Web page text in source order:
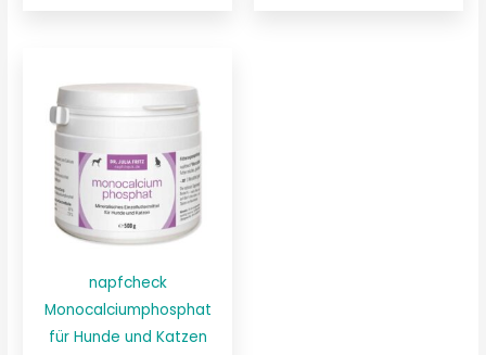
napfcheck
Monocalciumphosphat
für Hunde und Katzen